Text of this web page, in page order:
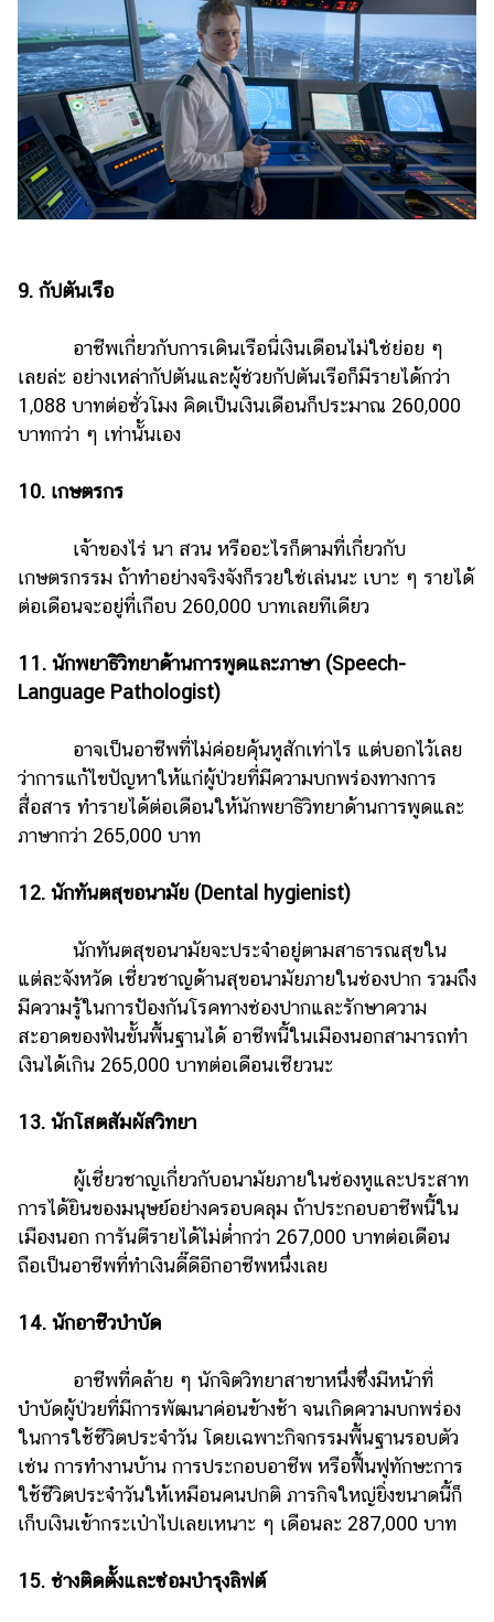
9. กัปตันเรือ
อาชีพเกี่ยวกับการเดินเรือนี่เงินเดือนไม่ใช่ย่อย ๆ
เลยล่ะ อย่างเหล่ากัปตันและผู้ช่วยกัปตันเรือก็มีรายได้กว่า
1,088 บาทต่อชั่วโมง คิดเป็นเงินเดือนก็ประมาณ 260,000
บาทกว่า ๆ เท่านั้นเอง
10. เกษตรกร
เจ้าของไร่ นา สวน หรืออะไรก็ตามที่เกี่ยวกับ
เกษตรกรรม ถ้าทำอย่างจริงจังก็รวยใช่เล่นนะ เบาะ ๆ รายได้
ต่อเดือนจะอยู่ที่เกือบ 260,000 บาทเลยทีเดียว
11. นักพยาธิวิทยาด้านการพูดและภาษา (Speech-
Language Pathologist)
อาจเป็นอาชีพที่ไม่ค่อยคุ้นหูสักเท่าไร แต่บอกไว้เลย
ว่าการแก้ไขปัญหาให้แก่ผู้ป่วยที่มีความบกพร่องทางการ
สื่อสาร ทำรายได้ต่อเดือนให้นักพยาธิวิทยาด้านการพูดและ
ภาษากว่า 265,000 บาท
12. นักทันตสุขอนามัย (Dental hygienist)
นักทันตสุขอนามัยจะประจำอยู่ตามสาธารณสุขใน
แต่ละจังหวัด เชี่ยวชาญด้านสุขอนามัยภายในช่องปาก รวมถึง
มีความรู้ในการป้องกันโรคทางช่องปากและรักษาความ
สะอาดของฟันขั้นพื้นฐานได้ อาชีพนี้ในเมืองนอกสามารถทำ
เงินได้เกิน 265,000 บาทต่อเดือนเชียวนะ
13. นักโสตสัมผัสวิทยา
ผู้เชี่ยวชาญเกี่ยวกับอนามัยภายในช่องหูและประสาท
การได้ยินของมนุษย์อย่างครอบคลุม ถ้าประกอบอาชีพนี้ใน
เมืองนอก การันตีรายได้ไม่ต่ำกว่า 267,000 บาทต่อเดือน
ถือเป็นอาชีพที่ทำเงินดี๊ดีอีกอาชีพหนึ่งเลย
14. นักอาชีวบำบัด
อาชีพที่คล้าย ๆ นักจิตวิทยาสาขาหนึ่งซึ่งมีหน้าที่
บำบัดผู้ป่วยที่มีการพัฒนาค่อนข้างช้า จนเกิดความบกพร่อง
ในการใช้ชีวิตประจำวัน โดยเฉพาะกิจกรรมพื้นฐานรอบตัว
เช่น การทำงานบ้าน การประกอบอาชีพ หรือฟื้นฟูทักษะการ
ใช้ชีวิตประจำวันให้เหมือนคนปกติ ภารกิจใหญ่ยิ่งขนาดนี้ก็
เก็บเงินเข้ากระเป๋าไปเลยเหนาะ ๆ เดือนละ 287,000 บาท
15. ช่างติดตั้งและซ่อมบำรุงลิฟต์